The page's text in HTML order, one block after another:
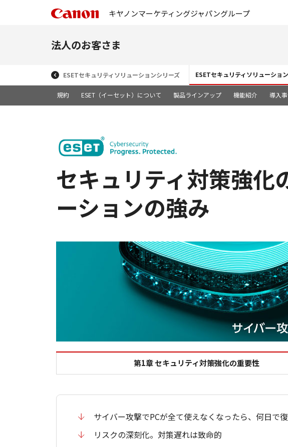
キヤノンマーケティングジャパングループ
法人のお客さま
ESETセキュリティソリューションシリーズ ESETセキュリティソリューショ
規約 ESET（イーセット）について 製品ラインアップ 機能紹介 導入
セキュリティ対策強化
ーションの強み
第1章 セキュリティ対策強化の重要性
サイバー攻撃でPCが全て使えなくなったら、何日で
リスクの深刻化。対策遅れは致命的